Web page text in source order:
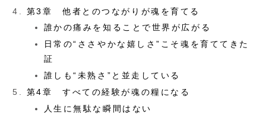
第3章 他者とのつながりが魂を育てる
誰かの痛みを知ることで世界が広がる
日常の“ささやかな嬉しさ”こそ魂を育ててきた
証
誰しも“未熟さ”と並走している
第4章 すべての経験が魂の糧になる
人生に無駄な瞬間はない